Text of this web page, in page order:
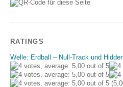
RATINGS
Welle: Erdball – Null-Track und